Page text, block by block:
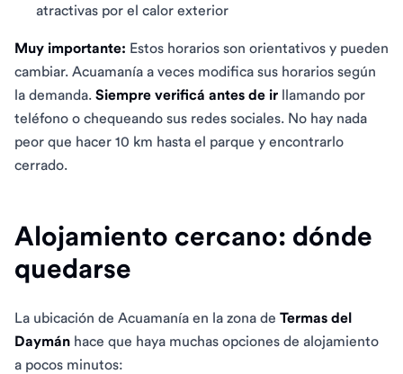
atractivas por el calor exterior
Muy importante: Estos horarios son orientativos y pueden
cambiar. Acuamanía a veces modifica sus horarios según
la demanda. Siempre verificá antes de ir llamando por
teléfono o chequeando sus redes sociales. No hay nada
peor que hacer 10 km hasta el parque y encontrarlo
cerrado.
Alojamiento cercano: dónde
quedarse
La ubicación de Acuamanía en la zona de Termas del
Daymán hace que haya muchas opciones de alojamiento
a pocos minutos: